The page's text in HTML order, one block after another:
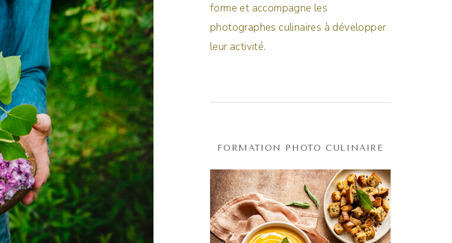
forme et accompagne les
photographes culinaires à développer
leur activité.
FORMATION PHOTO CULINAIRE